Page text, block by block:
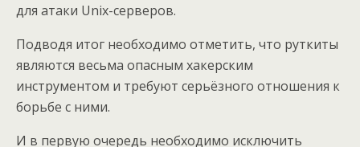
для атаки Unix-серверов.
Подводя итог необходимо отметить, что руткиты
являются весьма опасным хакерским
инструментом и требуют серьёзного отношения к
борьбе с ними.
И в первую очередь необходимо исключить